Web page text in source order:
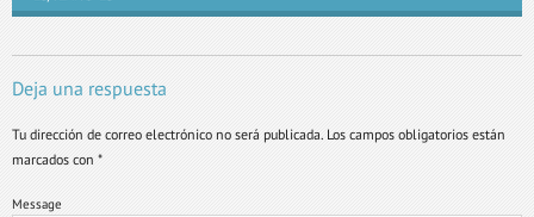
Deja una respuesta
Tu dirección de correo electrónico no será publicada. Los campos obligatorios están
marcados con *
Message